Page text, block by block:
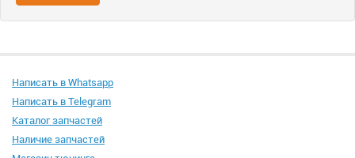
Написать в Whatsapp
Написать в Telegram
Каталог запчастей
Наличие запчастей